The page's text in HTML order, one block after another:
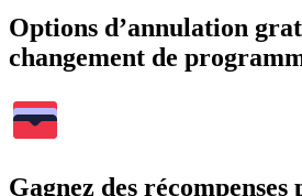
Options d’annulation
changement de
Gagnez des récompenses